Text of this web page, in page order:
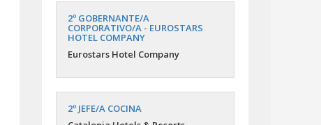
2º GOBERNANTE/A
CORPORATIVO/A - EUROSTARS
HOTEL COMPANY
Eurostars Hotel Company
2º JEFE/A COCINA